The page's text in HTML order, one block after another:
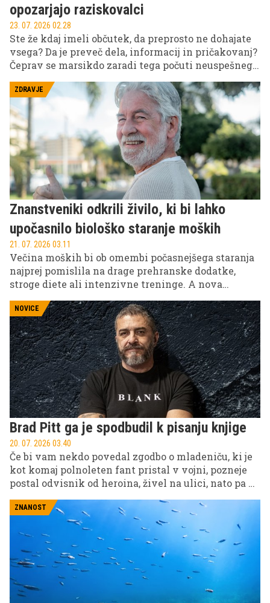
opozarjajo raziskovalci
23. 07. 2026 02.28
Ste že kdaj imeli občutek, da preprosto ne dohajate
vsega? Da je preveč dela, informacij in pričakovanj?
Čeprav se marsikdo zaradi tega počuti neuspešnega
ali premalo organiziranega, raziskovalci opozarjajo,
da razlog morda ni v posamezniku. Težava bi lahko
bila v tem, da se naši možgani niso razvili za svet, v
katerem živimo danes.
ZDRAVJE
Znanstveniki odkrili živilo, ki bi lahko
upočasnilo biološko staranje moških
21. 07. 2026 03.11
Večina moških bi ob omembi počasnejšega staranja
najprej pomislila na drage prehranske dodatke,
stroge diete ali intenzivne treninge. A nova
odigralo nekaj veliko bolj preprostega: navaden
probiotični jogurt.
NOVICE
Brad Pitt ga je spodbudil k pisanju knjige
20. 07. 2026 03.40
Če bi vam nekdo povedal zgodbo o mladeniču, ki je
kot komaj polnoleten fant pristal v vojni, pozneje
postal odvisnik od heroina, živel na ulici, nato pa ga
Bradom Pittom, bi verjetno pomislili, da gre za
filmski scenarij. A Feđa Štukan je vse to res doživel
sam.
ZNANOST